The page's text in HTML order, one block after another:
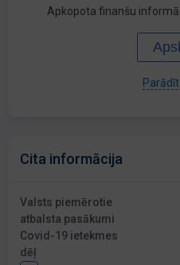
Apkopota finanšu
Cita informācija
Valsts piemērotie
atbalsta pasākumi
Covid-19 ietekmes
dēļ